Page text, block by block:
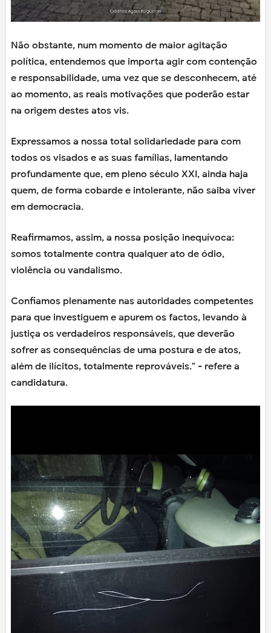
Não obstante, num momento de maior agitação
política, entendemos que importa agir com contenção
e responsabilidade, uma vez que se desconhecem, até
ao momento, as reais motivações que poderão estar
na origem destes atos vis.
Expressamos a nossa total solidariedade para com
todos os visados e as suas famílias, lamentando
profundamente que, em pleno século XXI, ainda haja
quem, de forma cobarde e intolerante, não saiba viver
em democracia.
Reafirmamos, assim, a nossa posição inequívoca:
somos totalmente contra qualquer ato de ódio,
violência ou vandalismo.
Confiamos plenamente nas autoridades competentes
para que investiguem e apurem os factos, levando à
justiça os verdadeiros responsáveis, que deverão
sofrer as consequências de uma postura e de atos,
além de ilícitos, totalmente reprováveis." - refere a
candidatura.